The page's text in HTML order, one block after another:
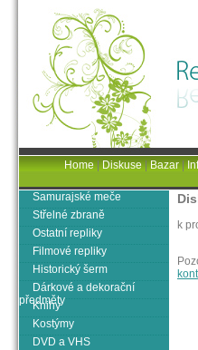
k
Samurajské meče
Střelné zbraně
Ostatní repliky
Filmové repliky
Historický šerm
Dárkové a dekorační
předměty
Knihy
Kostýmy
DVD a VHS
Home|Diskuse|Bazar|